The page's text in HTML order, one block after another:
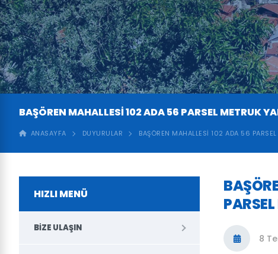
BAŞÖREN MAHALLESİ 102 ADA 56 PARSEL METRUK
ANASAYFA DUYURULAR BAŞÖREN MAHALLESİ 102 ADA 56
8
HIZLI MENÜ
BIZE ULAŞIN